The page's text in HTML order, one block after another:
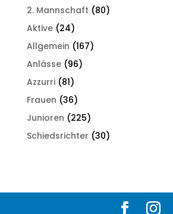
2. Mannschaft (80)
Aktive(24)
Allgemein (167)
Anlässe(96)
Azzurri(81)
Frauen (36)
Junioren (225)
Schiedsrichter (30)